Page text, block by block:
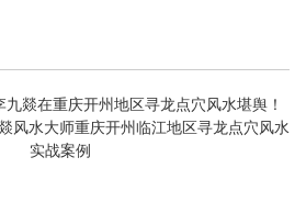
燚在重庆开州地区寻龙点穴风水堪舆！
风水大师重庆开州临江地区寻龙点穴风水
实战案例